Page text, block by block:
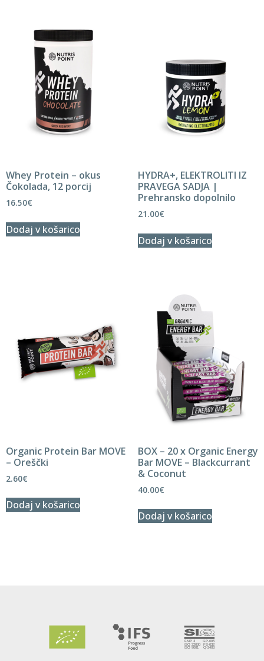
Whey Protein – okus
Čokolada, 12 porcij
16.50€
Dodaj v košarico
HYDRA+, ELEKTROLITI IZ
PRAVEGA SADJA |
Prehransko dopolnilo
21.00€
Dodaj v košarico
Organic Protein Bar MOVE
– Oreščki
2.60€
Dodaj v košarico
BOX – 20 x Organic Energy
Bar MOVE – Blackcurrant
& Coconut
40.00€
Dodaj v košarico